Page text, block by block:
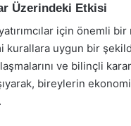
Üzerindeki Etkisi
için önemli
kurallara uygun bir
ve bilinçli
bireylerin